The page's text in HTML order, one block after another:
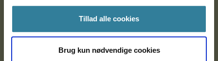
Tillad alle cookies
Brug kun nødvendige cookies
Postadresse:
Nytorv 7, 2. sal